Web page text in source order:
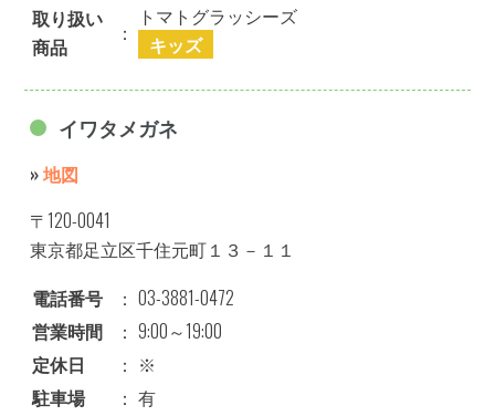
取り扱い
商品
：
トマトグラッシーズ
キッズ
イワタメガネ
»地図
〒120-0041
東京都足立区千住元町１３－１１
電話番号
： 03-3881-0472
営業時間
： 9:00～19:00
定休日
： ※
駐車場
： 有